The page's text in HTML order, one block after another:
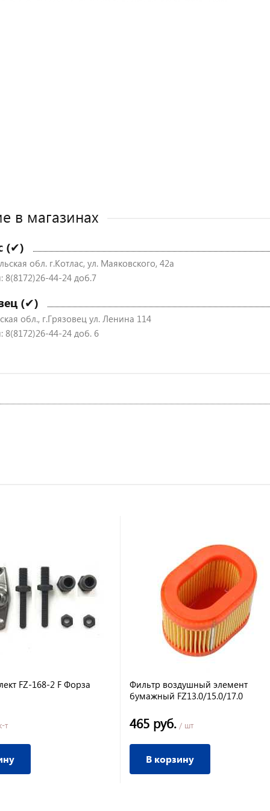
в магазинах
(✔)
обл. г.Котлас, ул. Маяковского, 42а
8(8172)26-44-24 доб.7
(✔)
обл., г.Грязовец ул. Ленина 114
8(8172)26-44-24 доб. 6
FZ-168-2 F Форза
т
Фильтр воздушный элемент
бумажный FZ13.0/15.0/17.0
465 руб. / шт
В корзину